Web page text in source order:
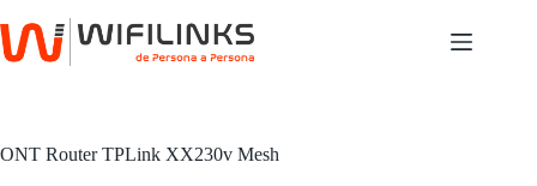
al
contenido
ONT Router TPLink XX230v Mesh